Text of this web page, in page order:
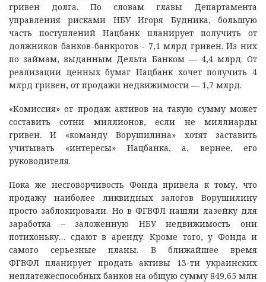
гривен долга. По словам главы Департамента
управления рисками НБУ Игоря Будника, большую
часть поступлений Нацбанк планирует получить от
должников банков-банкротов - 7,1 млрд гривен. Из них
по займам, выданным Дельта Банком — 4,4 млрд. От
реализации ценных бумаг Нацбанк хочет получить 4
млрд гривен, от продажи недвижимости — 1,7 млрд.
«Комиссия» от продаж активов на такую сумму может
составить сотни миллионов, если не миллиарды
гривен. И «команду Ворушилина» хотят заставить
учитывать «интересы» Нацбанка, а, вернее, его
руководителя.
Пока же несговорчивость Фонда привела к тому, что
продажу наиболее ликвидных залогов Ворушилину
просто заблокировали. Но в ФГВФЛ нашли лазейку для
заработка – заложенную НБУ недвижимость они
потихоньку… сдают в аренду. Кроме того, у Фонда и
самого серьезные планы. В ближайшее время
ФГВФЛ планирует продать активы 13-ти украинских
неплатежеспособных банков на общую сумму 849,65 млн